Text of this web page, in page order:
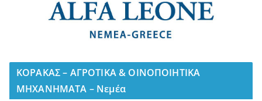
ΚΟΡΑΚΑΣ – ΑΓΡΟΤΙΚΑ & ΟΙΝΟΠΟΙΗΤΙΚΑ
ΜΗΧΑΝΗΜΑΤΑ – Νεμέα